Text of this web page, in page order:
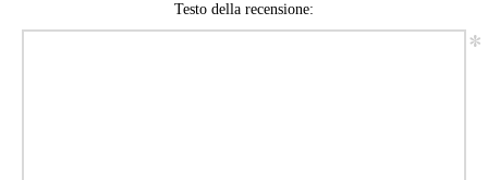
Testo della recensione:
*